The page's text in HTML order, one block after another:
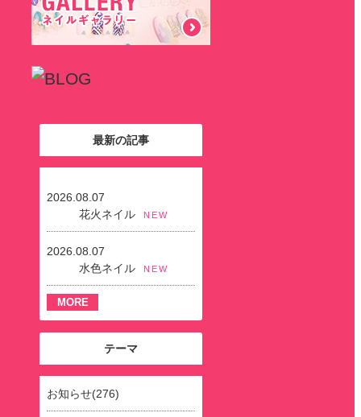
最新の記事
2026.08.07
花火ネイル
NEW
2026.08.07
水色ネイル
NEW
MORE
テーマ
お知らせ(276)